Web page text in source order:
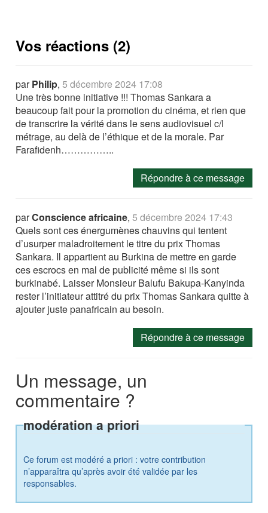
Vos réactions (2)
parPhilip,5 décembre 2024 17:08
Une très bonne initiative !!! Thomas Sankara a
beaucoup fait pour la promotion du cinéma, et rien que
de transcrire la vérité dans le sens audiovisuel c/l
métrage, au delà de l’éthique et de la morale. Par
Farafidenh……………..
Répondre à ce message
parConscience africaine,5 décembre 2024 17:43
Quels sont ces énergumènes chauvins qui tentent
d’usurper maladroitement le titre du prix Thomas
Sankara. Il appartient au Burkina de mettre en garde
ces escrocs en mal de publicité même si ils sont
burkinabé. Laisser Monsieur Balufu Bakupa-Kanyinda
rester l’initiateur attitré du prix Thomas Sankara quitte à
ajouter juste panafricain au besoin.
Répondre à ce message
Un message, un
commentaire ?
modération a priori
Ce forum est modéré a priori : votre contribution
n’apparaîtra qu’après avoir été validée par les
responsables.